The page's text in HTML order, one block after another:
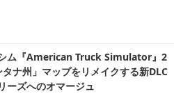
ム『American Truck Simulator』2
ナ州」マップをリメイクする新DLC
ーズへのオマージュ